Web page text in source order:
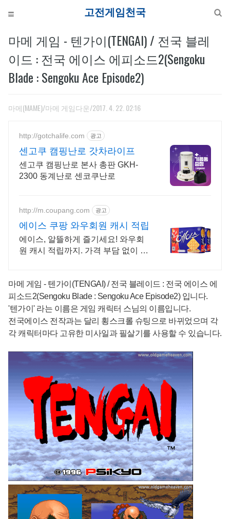
마메 게임 - 텐가이(TENGAI) / 전국 블레
이드 : 전국 에이스 에피소드2(Sengoku
Blade : Sengoku Ace Episode2)
마메(MAME)/마메 게임다운/2017. 4. 22. 02:16
http://gotchalife.com 광고
센고쿠 캠핑난로 갓차라이프
센고쿠 캠핑난로 본사 총판 GKH-
2300 동계난로 센코쿠난로
http://m.coupang.com 광고
에이스 쿠팡 와우회원 캐시 적립
에이스, 알뜰하게 즐기세요! 와우회
원 캐시 적립까지. 가격 부담 없이 맛
마메 게임 - 텐가이(TENGAI) / 전국 블레이드 : 전국 에이스 에
피소드2(Sengoku Blade : Sengoku Ace Episode2) 입니다.
'텐가이' 라는 이름은 게임 캐릭터 스님의 이름입니다.
전국에이스 전작과는 달리 횡스크롤 슈팅으로 바뀌었으며 각
각 캐릭터마다 고유한 미사일과 필살기를 사용할 수 있습니다.